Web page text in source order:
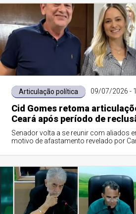
Articulação política 09/07/2026 -
Cid Gomes retoma
Ceará após período de
Senador volta a se reunir com aliados
motivo de afastamento revelado por